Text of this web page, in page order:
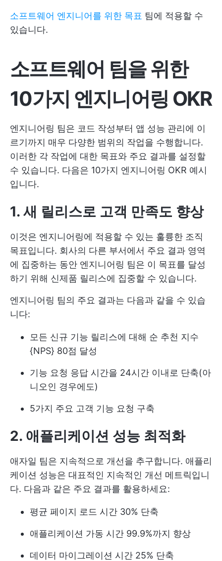
소프트웨어 엔지니어를 위한 목표 팀에 적용할 수
있습니다.
소프트웨어 팀을 위한
10가지 엔지니어링 OKR
엔지니어링 팀은 코드 작성부터 앱 성능 관리에 이
르기까지 매우 다양한 범위의 작업을 수행합니다.
이러한 각 작업에 대한 목표와 주요 결과를 설정할
수 있습니다. 다음은 10가지 엔지니어링 OKR 예시
입니다.
1. 새 릴리스로 고객 만족도 향상
이것은 엔지니어링에 적용할 수 있는 훌륭한 조직
목표입니다. 회사의 다른 부서에서 주요 결과 영역
에 집중하는 동안 엔지니어링 팀은 이 목표를 달성
하기 위해 신제품 릴리스에 집중할 수 있습니다.
엔지니어링 팀의 주요 결과는 다음과 같을 수 있습
니다:
모든 신규 기능 릴리스에 대해 순 추천 지수
{NPS} 80점 달성
기능 요청 응답 시간을 24시간 이내로 단축(아
니오인 경우에도)
5가지 주요 고객 기능 요청 구축
2. 애플리케이션 성능 최적화
애자일 팀은 지속적으로 개선을 추구합니다. 애플리
케이션 성능은 대표적인 지속적인 개선 메트릭입니
다. 다음과 같은 주요 결과를 활용하세요:
평균 페이지 로드 시간 30% 단축
애플리케이션 가동 시간 99.9%까지 향상
데이터 마이그레이션 시간 25% 단축